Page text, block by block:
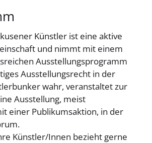
Künstler ist eine aktive
und nimmt mit einem
Ausstellungsprogramm
Ausstellungsrecht in der
wahr, veranstaltet zur
Ausstellung, meist
einer Publikumsaktion, in der
Künstler/Innen bezieht gerne